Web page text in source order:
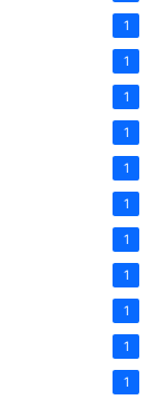
1
1
1
1
1
1
1
1
1
1
1